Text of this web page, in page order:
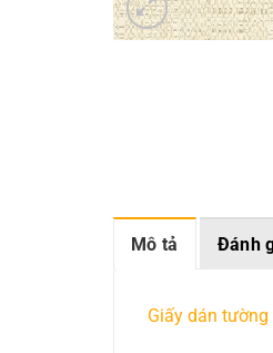
Mô tả Đánh
Giấy dán tường